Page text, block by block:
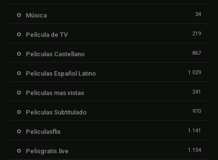
Música 34
Película de TV 219
Peliculas Castellano 867
Peliculas Español Latino 1.029
Peliculas mas vistas 241
Peliculas Subtitulado 970
Peliculasflix 1.141
Pelisgratis.live 1.154